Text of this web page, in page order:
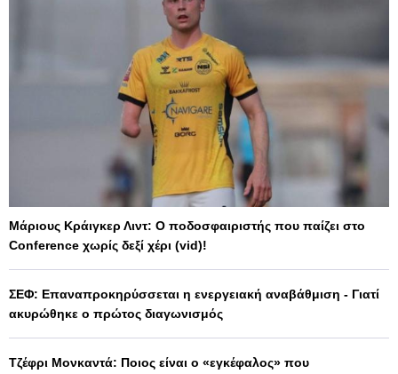
Μάριους Κράιγκερ Λιντ: Ο ποδοσφαιριστής που παίζει στο
Conference χωρίς δεξί χέρι (vid)!
ΣΕΦ: Επαναπροκηρύσσεται η ενεργειακή αναβάθμιση - Γιατί
ακυρώθηκε ο πρώτος διαγωνισμός
Τζέφρι Μονκαντά: Ποιος είναι ο «εγκέφαλος» που